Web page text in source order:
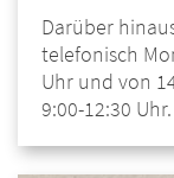
Darüber
telefonisch
Uhr und von
9:00-12:30 Uhr.